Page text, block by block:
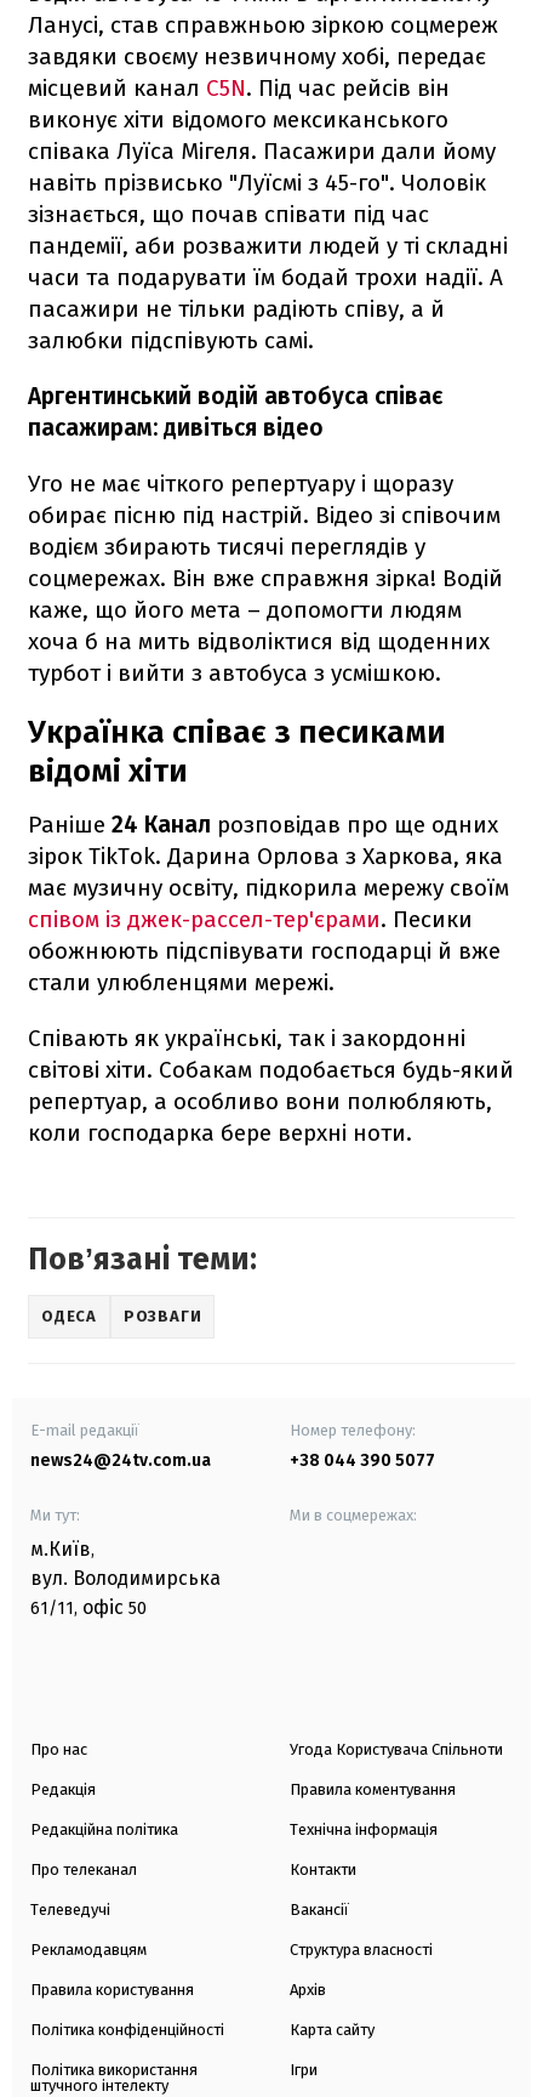
Ланусі, став справжньою зіркою соцмереж
завдяки своєму незвичному хобі, передає
місцевий канал C5N. Під час рейсів він
виконує хіти відомого мексиканського
співака Луїса Мігеля. Пасажири дали йому
навіть прізвисько "Луїсмі з 45-го". Чоловік
зізнається, що почав співати під час
пандемії, аби розважити людей у ті складні
часи та подарувати їм бодай трохи надії. А
пасажири не тільки радіють співу, а й
залюбки підспівують самі.
Аргентинський водій автобуса співає
пасажирам: дивіться відео
Уго не має чіткого репертуару і щоразу
обирає пісню під настрій. Відео зі співочим
водієм збирають тисячі переглядів у
соцмережах. Він вже справжня зірка! Водій
каже, що його мета – допомогти людям
хоча б на мить відволіктися від щоденних
турбот і вийти з автобуса з усмішкою.
Українка співає з песиками
відомі хіти
Раніше 24 Канал розповідав про ще одних
зірок TikTok. Дарина Орлова з Харкова, яка
має музичну освіту, підкорила мережу своїм
співом із джек-рассел-тер'єрами. Песики
обожнюють підспівувати господарці й вже
стали улюбленцями мережі.
Співають як українські, так і закордонні
світові хіти. Собакам подобається будь-який
репертуар, а особливо вони полюбляють,
коли господарка бере верхні ноти.
Повʼязані теми:
ОДЕСА РОЗВАГИ
E-mail редакції
news24@24tv.com.ua
Номер телефону:
+38 044 390 5077
Ми тут:
м.Київ,
вул. Володимирська
61/11, офіс 50
Ми в соцмережах:
Про нас
Редакція
Редакційна політика
Про телеканал
Телеведучі
Рекламодавцям
Правила користування
Політика конфіденційності
Політика використання
штучного інтелекту
Угода Користувача Спільноти
Правила коментування
Технічна інформація
Контакти
Вакансії
Структура власності
Архів
Карта сайту
Ігри